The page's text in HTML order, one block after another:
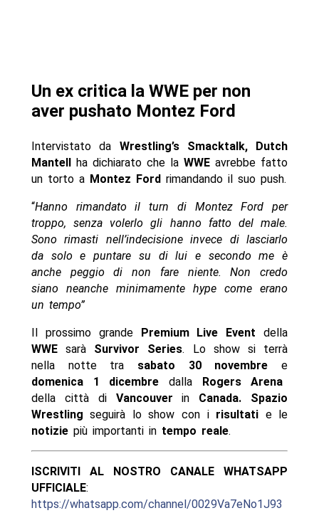
Un ex critica la WWE per non
aver pushato Montez Ford
Intervistato da Wrestling’s Smacktalk,
Dutch
Mantell
ha dichiarato che laWWE avrebbe fatto
un torto aMontez Ford rimandando il suo push.
“Hanno rimandato il turn di Montez Ford per
troppo, senza volerlo gli hanno fatto del male.
Sono rimasti nell’indecisione invece di lasciarlo
da solo e puntare su di lui e secondo me è
anche peggio di non fare niente. Non credo
siano neanche minimamente hype come erano
un tempo”
Il prossimo grande Premium Live Event della
WWEsarà Survivor Series. Lo show si terrà
nella notte tra sabato 30 novembre e
domenica 1 dicembre dalla
Rogers Arena
della città di Vancouver in Canada.
Spazio
Wrestling seguirà lo show con i risultati e le
notiziepiù importanti in tempo reale.
ISCRIVITI AL NOSTRO CANALE WHATSAPP
UFFICIALE:
https://whatsapp.com/channel/0029Va7eNo1J93